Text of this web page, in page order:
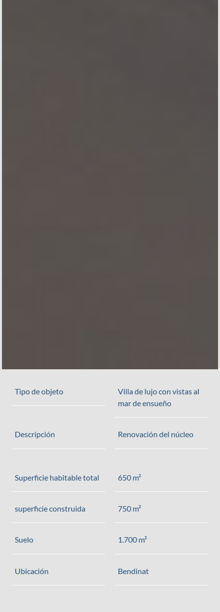
Tipo de objeto
Villa de lujo con vistas al
mar de ensueño
Descripción Renovación del núcleo
Superficie habitable total 650 m²
superficie construida 750 m²
Suelo 1.700 m²
Ubicación Bendinat